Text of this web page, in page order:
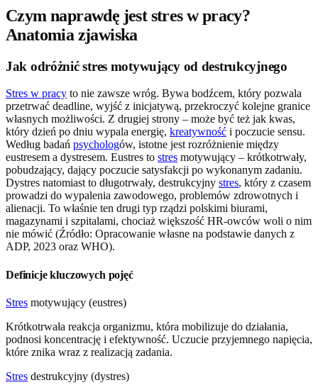
Czym naprawdę jest stres w pracy?
Anatomia zjawiska
Jak odróżnić stres motywujący od destrukcyjnego
Stres w pracy to nie zawsze wróg. Bywa bodźcem, który pozwala
przetrwać deadline, wyjść z inicjatywą, przekroczyć kolejne granice
własnych możliwości. Z drugiej strony – może być też jak kwas,
który dzień po dniu wypala energię, kreatywność i poczucie sensu.
Według badań psychologów, istotne jest rozróżnienie między
eustresem a dystresem. Eustres to stres motywujący – krótkotrwały,
pobudzający, dający poczucie satysfakcji po wykonanym zadaniu.
Dystres natomiast to długotrwały, destrukcyjny stres, który z czasem
prowadzi do wypalenia zawodowego, problemów zdrowotnych i
alienacji. To właśnie ten drugi typ rządzi polskimi biurami,
magazynami i szpitalami, chociaż większość HR-owców woli o nim
nie mówić (Źródło: Opracowanie własne na podstawie danych z
ADP, 2023 oraz WHO).
Definicje kluczowych pojęć
Stres motywujący (eustres)
Krótkotrwała reakcja organizmu, która mobilizuje do działania,
podnosi koncentrację i efektywność. Uczucie przyjemnego napięcia,
które znika wraz z realizacją zadania.
Stres destrukcyjny (dystres)